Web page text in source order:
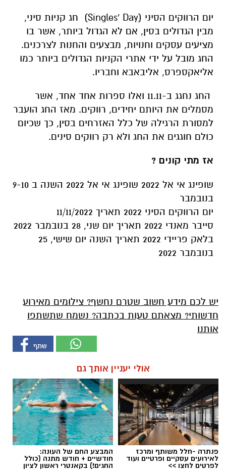
יום הרווקים הסיני (Singles' Day) חג קניות סיני,
מבין הגדולים בסין, אם לא הגדול ביותר, אשר בו
מציעים עסקים וחנויות, מבצעים והחנות לצרכנים.
החג מובל על ידי אתרי הקניות הגדולים ביותר כמו
אליאקספרס, אליבאבא וחבריו.
החג נחגג ב-11.11 ואלו ספרות אחד אחד, אשר
מסמלים את היותם יחידים, רווקים. מאז החג הועבר
למסורת הרגילה של כלל האזרחים בסין, כך שכיום
כולם חוגגים את החג ולא רק רווקים סינים.
אז מתי קונים ?
שופינג אי אל 2022 שופינג אי אל 2022 השנה ב 9-10
בנובמבר
יום הרווקים הסיני 2022 תאריך 11/11/2022
סייבר מאנדי 2022 תאריך יום שני, 28 בנובמבר 2022
בלאק פריידי 2022 תאריך השנה יום שישי, 25
בנובמבר 2022
יש לכם מידע חשוב שטרם נחשף? צילומים מאירוע
חדשותי? מצאתם טעות בכתבה? נשמח שתשתפו
אותנו
אולי יעניין אותך גם
פנתרה -חלל משותף ומרכז
לאירועים עסקיים ופרטיים ועוד
לפרטים לחצו >>
המבצע החם של העונה:
חודשיים + חודש מתנה (כולל
החגים!) בקאנטרי ראשון לציון